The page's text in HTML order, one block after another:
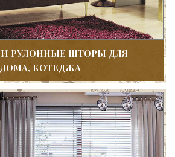
РУЛОННЫЕ ШТОРЫ ДЛЯ
ДОМА, КОТЕДЖА